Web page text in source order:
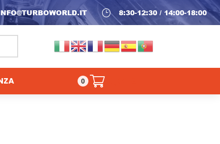
} 8:30-12:30 / 14:00-18:00
0